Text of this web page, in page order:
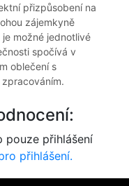
přizpůsobení na
zájemkyně
možné jednotlivé
spočívá v
oblečení s
pouze přihlášení
přihlášení.